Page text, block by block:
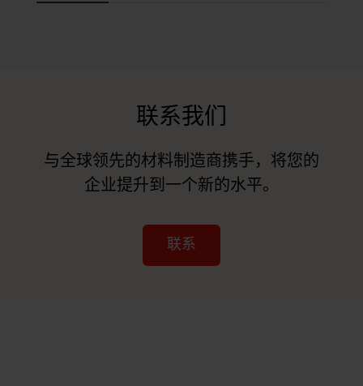
联系我们
与全球领先的材料制造商携手，将您的
企业提升到一个新的水平。
联系